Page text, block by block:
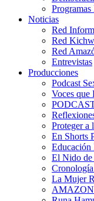
Programas
Noticias
Red
Red
Red
Entrevistas
Producciones
Podcast
Voces que
Proteger a
En Shorts
El Nido
La Mujer